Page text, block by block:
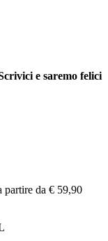
e saremo felici
partire da € 59,90